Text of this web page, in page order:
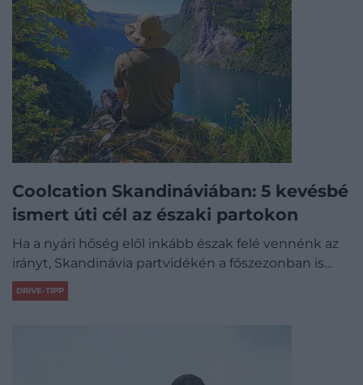
Coolcation Skandináviában: 5 kevésbé
ismert úti cél az északi partokon
Ha a nyári hőség elől inkább észak felé vennénk az
irányt, Skandinávia partvidékén a főszezonban is…
DRIVE-TIPP